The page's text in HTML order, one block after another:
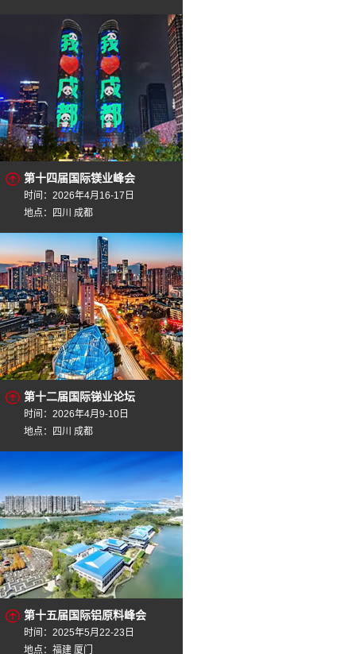
第十四届国际镁业峰会
时间：2026年4月16-17日
地点：四川 成都
第十二届国际锑业论坛
时间：2026年4月9-10日
地点：四川 成都
第十五届国际铝原料峰会
时间：2025年5月22-23日
地点：福建 厦门